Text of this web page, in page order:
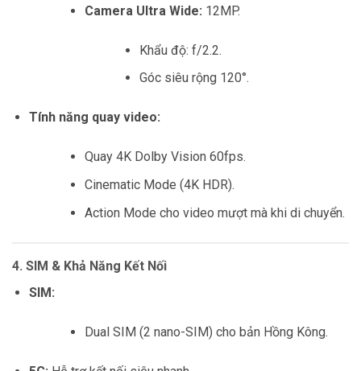
Camera Ultra Wide: 12MP.
Khẩu độ: f/2.2.
Góc siêu rộng 120°.
Tính năng quay video:
Quay 4K Dolby Vision 60fps.
Cinematic Mode (4K HDR).
Action Mode cho video mượt mà khi di chuyển.
4. SIM & Khả Năng Kết Nối
SIM:
Dual SIM (2 nano-SIM) cho bản Hồng Kông.